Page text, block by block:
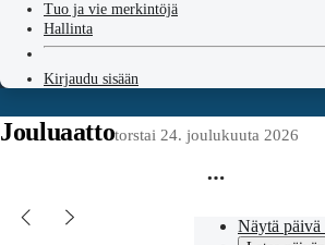
Tuo ja vie merkintöjä
Hallinta
Kirjaudu sisään
Jouluaattotorstai 24. joulukuuta 2026
Näytä päivä